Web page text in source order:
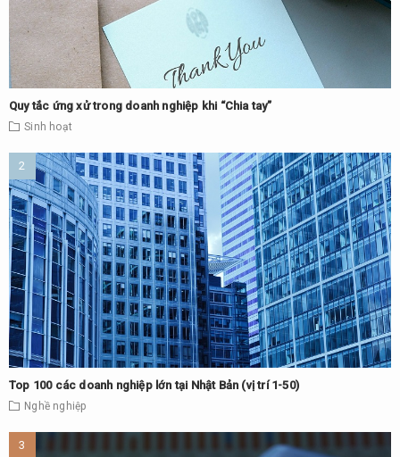
Quy tắc ứng xử trong doanh nghiệp khi “Chia tay”
Sinh hoạt
Top 100 các doanh nghiệp lớn tại Nhật Bản (vị trí 1-50)
Nghề nghiệp